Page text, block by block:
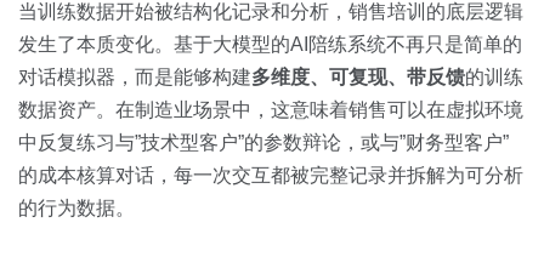
当训练数据开始被结构化记录和分析，销售培训的底层逻辑
发生了本质变化。基于大模型的AI陪练系统不再只是简单的
对话模拟器，而是能够构建多维度、可复现、带反馈的训练
数据资产。在制造业场景中，这意味着销售可以在虚拟环境
中反复练习与”技术型客户”的参数辩论，或与”财务型客户”
的成本核算对话，每一次交互都被完整记录并拆解为可分析
的行为数据。